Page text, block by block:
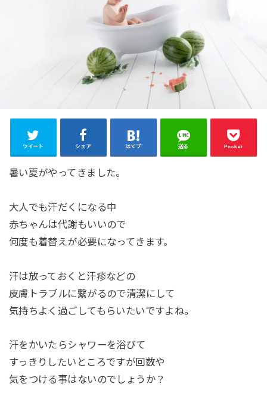
ツイート シェア はてブ 送る Pocket
暑い夏がやってきました。
大人でも汗だくになる中
赤ちゃんは代謝もいいので
何度も着替えが必要になってきます。
汗は放っておくと汗疹などの
皮膚トラブルに繋がるので清潔にして
気持ちよく過ごしてもらいたいですよね。
汗をかいたらシャワーを浴びて
すっきりしたいところですが回数や
気をつける事はないのでしょうか？